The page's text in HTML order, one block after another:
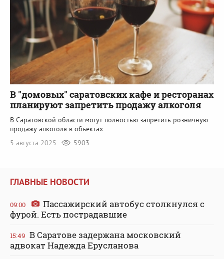
В "домовых" саратовских кафе и ресторанах
планируют запретить продажу алкоголя
В Саратовской области могут полностью запретить розничную
продажу алкоголя в объектах
5 августа 2025
5903
ГЛАВНЫЕ НОВОСТИ
09:00
Пассажирский автобус столкнулся с
фурой. Есть пострадавшие
15:49 В Саратове задержана московский
адвокат Надежда Ерусланова